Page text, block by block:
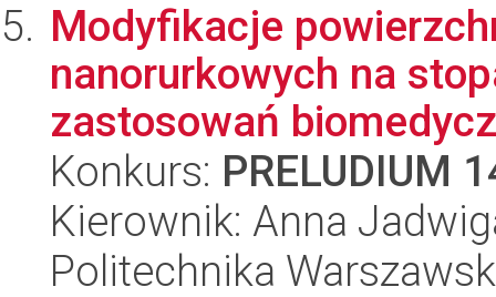
Modyfikacje
nanorurkowych na
zastosowań
Konkurs: PRELUDIUM
Kierownik: Anna
Politechnika